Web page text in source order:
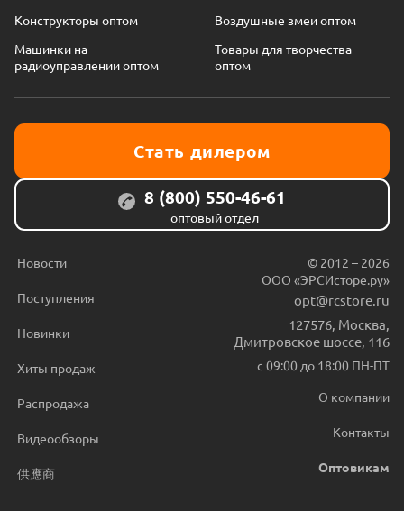
Конструкторы оптом
Воздушные змеи оптом
Машинки на
радиоуправлении оптом
Товары для творчества
оптом
Стать дилером
8 (800) 550-46-61
оптовый отдел
Новости
Поступления
Новинки
Хиты продаж
Распродажа
Видеообзоры
供應商
© 2012 – 2026
ООО «ЭРСИсторе.ру»
opt@rcstore.ru
127576 Москва
Дмитровское шоссе, 116
с 09:00 до 18:00 ПН-ПТ
О компании
Контакты
Оптовикам